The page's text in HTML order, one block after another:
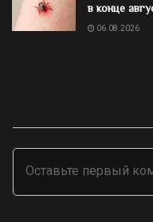
в конце
06.08.2026